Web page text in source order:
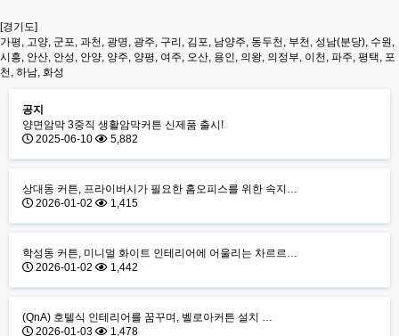
[경기도]
가평, 고양, 군포, 과천, 광명, 광주, 구리, 김포, 남양주, 동두천, 부천, 성남(분당), 수원,
시흥, 안산, 안성, 안양, 양주, 양평, 여주, 오산, 용인, 의왕, 의정부, 이천, 파주, 평택, 포
천, 하남, 화성
공지
양면암막 3중직 생활암막커튼 신제품 출시!
2025-06-10
5,882
상대동 커튼, 프라이버시가 필요한 홈오피스를 위한 속지…
2026-01-02
1,415
학성동 커튼, 미니멀 화이트 인테리어에 어울리는 차르르…
2026-01-02
1,442
(QnA) 호텔식 인테리어를 꿈꾸며, 벨로아커튼 설치 …
2026-01-03
1,478